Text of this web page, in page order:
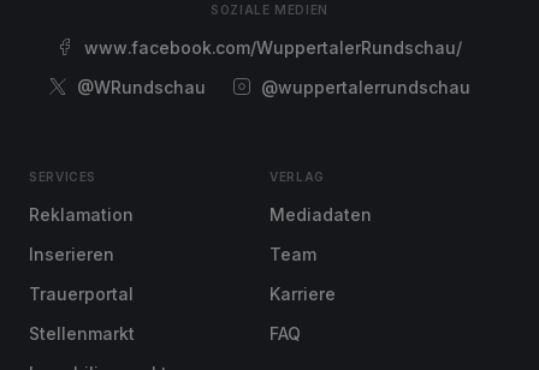
SOZIALE MEDIEN
www.facebook.com/WuppertalerRundschau/
@WRundschau
@wuppertalerrundschau
SERVICES
Reklamation
Inserieren
Trauerportal
Stellenmarkt
VERLAG
Mediadaten
Team
Karriere
FAQ